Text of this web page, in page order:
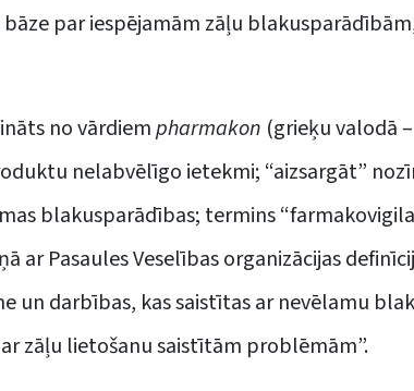
par iespējamām zāļu
no vārdiempharmakon (grieķu valodā
nelabvēlīgo ietekmi; “aizsargāt”
blakusparādības; termins
ar Pasaules Veselības organizācijas
un darbības, kas saistītas ar nevēlamu
zāļu lietošanu saistītām problēmām”.